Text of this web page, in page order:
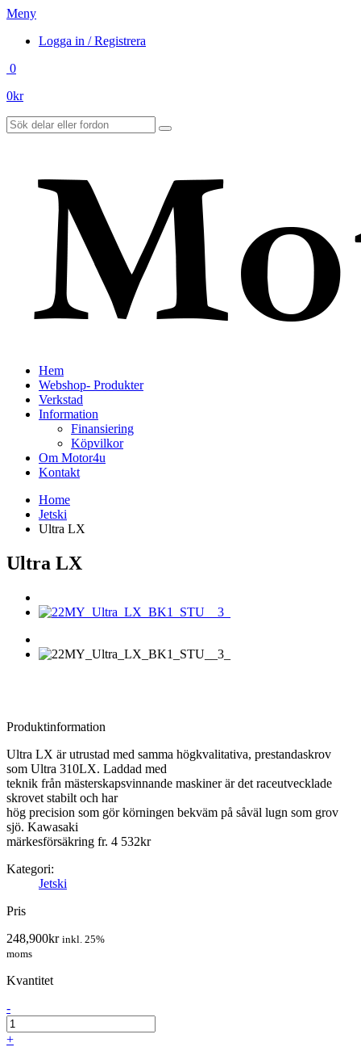
Meny
Logga in / Registrera
0
0kr
Hem
Webshop- Produkter
Verkstad
Information
Finansiering
Köpvilkor
Om Motor4u
Kontakt
Home
Jetski
Ultra LX
Ultra LX
Produktinformation
Ultra LX är utrustad med samma högkvalitativa, prestandaskrov
som Ultra 310LX. Laddad med
teknik från mästerskapsvinnande maskiner är det raceutvecklade
skrovet stabilt och har
hög precision som gör körningen bekväm på såväl lugn som grov
sjö. Kawasaki
märkesförsäkring fr. 4 532kr
Kategori:
Jetski
Pris
248,900kr inkl. 25%
moms
Kvantitet
-
+